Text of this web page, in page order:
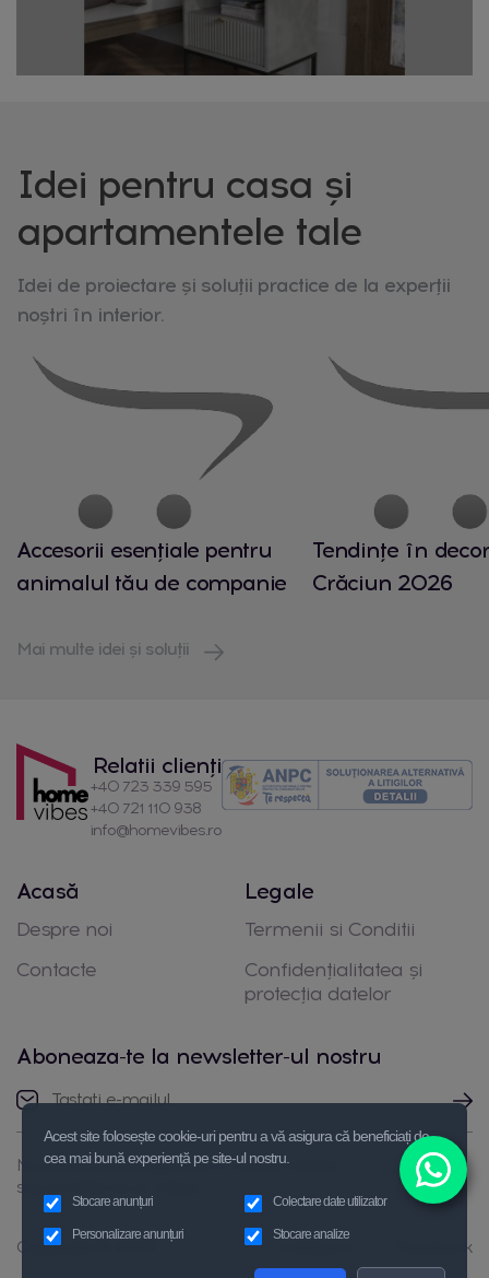
Idei pentru casa și
apartamentele tale
Idei de proiectare și soluții practice de la experții
noștri în interior.
Accesorii esențiale pentru
animalul tău de companie
Tendințe în
Crăciun 2026
Mai multe idei și soluții
Relatii clienți
+40 723 339 595
+40 721 110 938
info@homevibes.ro
Acasă
Despre noi
Contacte
Legale
Termenii si Conditii
Confidențialitatea și
protecția datelor
Aboneaza-te la newsletter-ul nostru
Nu ezitați să luați legătura cu noi prin telefon
sau trimiteți-ne un mesaj
Copyright © 2026 Facebook
Acest site folosește cookie-uri pentru a vă asigura că beneficiați de
cea mai bună experiență pe site-ul nostru.
Stocare anunțuri Colectare date utilizator
Personalizare anunțuri Stocare analize